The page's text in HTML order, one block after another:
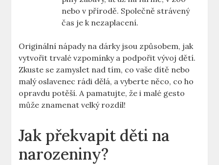
nebo v přírodě. Společně strávený
čas je k nezaplacení.
Originální nápady na dárky jsou způsobem, jak
vytvořit trvalé vzpomínky a podpořit vývoj ‌dětí.
Zkuste se zamyslet ‌nad⁤ tím, co vaše dítě nebo
malý oslavenec⁢ rádi dělá, a vyberte něco, co ho
opravdu ‌potěší. A pamatujte, že i malé gesto
může znamenat‌ velký rozdíl!
Jak překvapit děti na
narozeniny?